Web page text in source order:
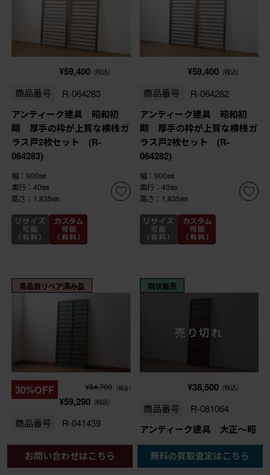
¥59,400 (税込)
商品番号 R-064283
アンティーク建具 昭和初
期 厚手の枠が上質な横桟ガ
ラス戸2枚セット (R-
064283)
幅：900㎜
奥行：40㎜
高さ：1,835㎜
¥59,400 (税込)
商品番号 R-064282
アンティーク建具 昭和初
期 厚手の枠が上質な横桟ガ
ラス戸2枚セット (R-
064282)
幅：900㎜
奥行：40㎜
高さ：1,835㎜
高品質リペア済み品
30%OFF ¥84,700 (税込)
¥59,290 (税込)
商品番号 R-041439
アンティーク建具 大正から
昭和初期 ペイント 幅狭
グリーンカラーがおしゃれな
現状販売
売り切れ
¥38,500 (税込)
商品番号 R-081064
アンティーク建具 大正～昭
和初期 和モダンな空間づく
りにおすすめな舞良戸扉1
枚 (R-081064)
お問い合わせはこちら 無料の買取査定はこちら